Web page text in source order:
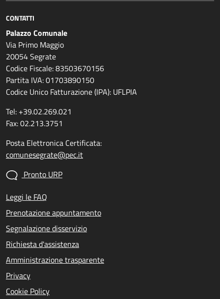
CONTATTI
Palazzo Comunale
Via Primo Maggio
20054 Segrate
Codice Fiscale: 83503670156
Partita IVA: 01703890150
Codice Unico Fatturazione (IPA): UFLPIA
Tel: +39.02.269.021
Fax: 02.213.3751
Posta Elettronica Certificata:
comunesegrate@pec.it
Pronto URP
Leggi le FAQ
Prenotazione appuntamento
Segnalazione disservizio
Richiesta d'assistenza
Amministrazione trasparente
Privacy
Cookie Policy